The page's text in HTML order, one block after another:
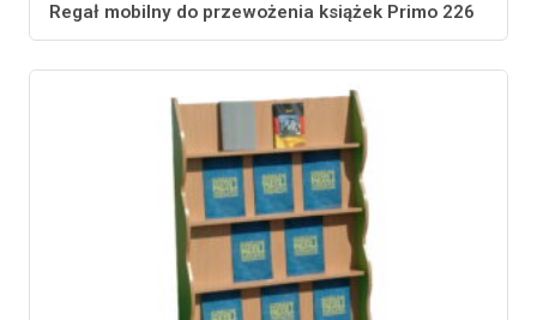
Regał mobilny do przewożenia książek Primo 226